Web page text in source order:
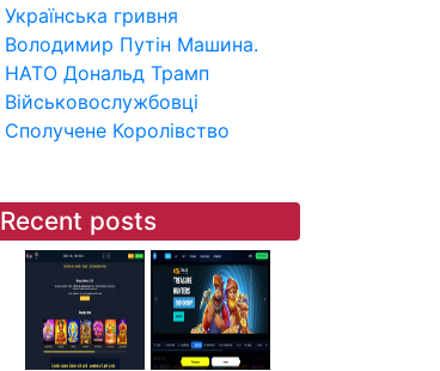
Українська гривня
Володимир Путін Машина.
НАТО Дональд Трамп
Військовослужбовці
Сполучене Королівство
Recent posts